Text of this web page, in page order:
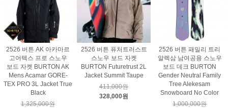
2526 버튼 AK 아카마르
고어텍스 프로 스노우
보드 자켓 BURTON AK
Mens Acamar GORE-
TEX PRO 3L Jacket True
Black
1,325,000원
2526 버튼 퓨처트러스트
스노우 보드 자켓
BURTON Futuretrust 2L
Jacket Summit Taupe
411,000원
328,000원
2526 버튼 패밀리 트리
알렉삼 남여공용 스노우
보드 데크 BURTON
Gender Neutral Family
Tree Alekesam
Snowboard No Color
1,000,000원